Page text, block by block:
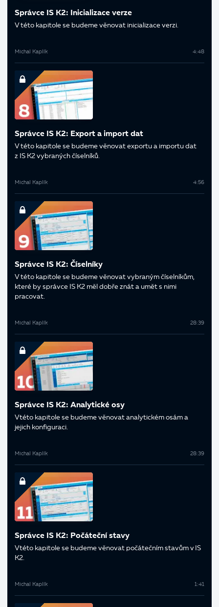
Správce IS K2: Inicializace verze
V této kapitole se budeme věnovat inicializace verzi.
Michal Kaplík 4:48
Správce IS K2: Export a import dat
V této kapitole se budeme věnovat exportu a importu dat
z IS K2 vybraných číselníků.
Michal Kaplík 4:56
Správce IS K2: Číselníky
V této kapitole se budeme věnovat vybraným číselníkům,
které by správce IS K2 měl dobře znát a umět s nimi
pracovat.
Michal Kaplík 28:39
Správce IS K2: Analytické osy
V této kapitole se budeme věnovat analytickém osám a
jejich konfiguraci.
Michal Kaplík 28:39
Správce IS K2: Počáteční stavy
V této kapitole se budeme věnovat počátečním stavům v IS
K2.
Michal Kaplík 1:41